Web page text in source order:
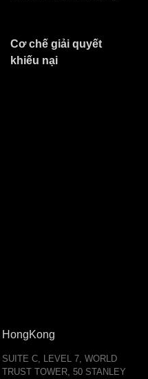
Cơ chế giải quyết
khiếu nại
HongKong
SUITE C, LEVEL 7, WORLD
TRUST TOWER, 50 STANLEY